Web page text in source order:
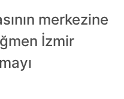
merkezine
İzmir